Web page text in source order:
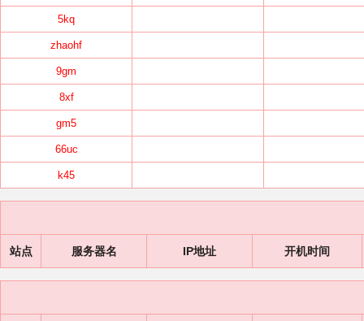
5kq
zhaohf
9gm
8xf
gm5
66uc
k45
站点 服务器名 IP地址 开机时间